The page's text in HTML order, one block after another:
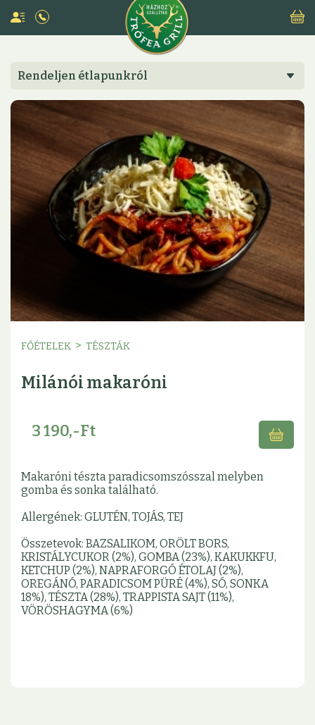
Rendeljen étlapunkról
FŐÉTELEK > TÉSZTÁK
Milánói makaróni
3 190,-Ft
Makaróni tészta paradicsomszósszal melyben
gomba és sonka található.
Allergének: GLUTÉN, TOJÁS, TEJ
Összetevok: BAZSALIKOM, ORÖLT BORS,
KRISTÁLYCUKOR (2%), GOMBA (23%), KAKUKKFU,
KETCHUP (2%), NAPRAFORGÓ ÉTOLAJ (2%),
OREGÁNÓ, PARADICSOM PÜRÉ (4%), SÓ, SONKA
18%), TÉSZTA (28%), TRAPPISTA SAJT (11%),
VÖRÖSHAGYMA (6%)